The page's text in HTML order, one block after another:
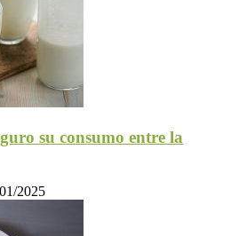
su consumo entre la
2025